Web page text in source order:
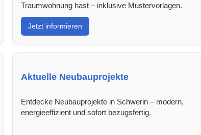
Traumwohnung hast – inklusive Mustervorlagen.
Jetzt informieren
Aktuelle Neubauprojekte
Entdecke Neubauprojekte in Schwerin – modern,
energieeffizient und sofort bezugsfertig.